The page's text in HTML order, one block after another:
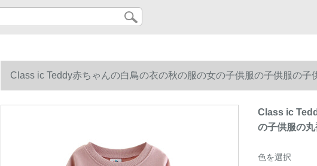
Class ic Teddy赤ちゃんの白鳥の衣の秋の服の女の子供服の子供服の
120 cm
Class ic
の子供服の
色を選択